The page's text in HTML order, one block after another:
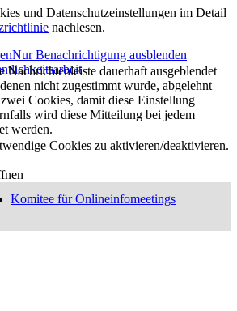
Komitee für Onlineinfomeetings
und Datenschutzeinstellungen im Detail
nachlesen.
Nur Benachrichtigung ausblenden
Nachrichtenleiste dauerhaft ausgeblendet
nicht zugestimmt wurde, abgelehnt
Cookies, damit diese Einstellung
wird diese Mitteilung bei jedem
werden.
Cookies zu aktivieren/deaktivieren.